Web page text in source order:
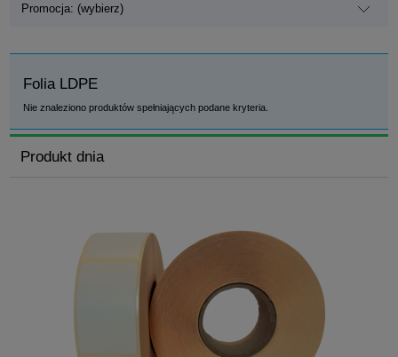
Promocja: (wybierz)
Folia LDPE
Nie znaleziono produktów spełniających podane kryteria.
Produkt dnia